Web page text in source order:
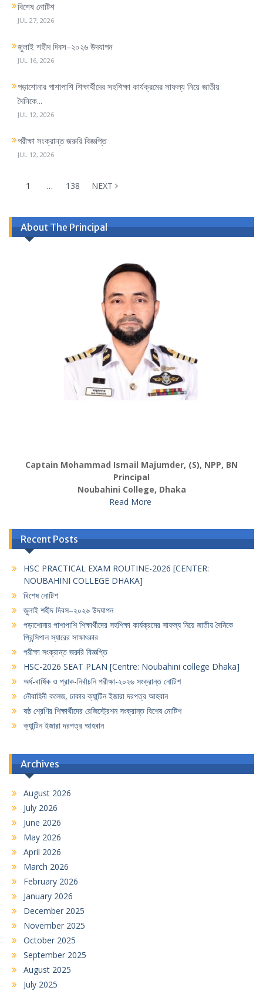
a
t
o
n
বিশেষ নোটিশ
JUL 27, 2026
জুলাই শহীদ দিবস–২০২৬ উদযাপন
JUL 16, 2026
পড়াশোনার পাশাপাশি শিক্ষার্থীদের সহশিক্ষা কার্যক্রমের সাফল্য নিয়ে জাতীয়
দৈনিকে...
JUL 12, 2026
পরীক্ষা সংক্রান্ত জরুরি বিজ্ঞপ্তি
JUL 12, 2026
1 … 138 NEXT
About The Principal
Captain Mohammad Ismail Majumder, (S), NPP, BN
Principal
Noubahini College, Dhaka
Read More
Recent Posts
HSC PRACTICAL EXAM ROUTINE-2026 [CENTER:
NOUBAHINI COLLEGE DHAKA]
বিশেষ নোটিশ
জুলাই শহীদ দিবস–২০২৬ উদযাপন
পড়াশোনার পাশাপাশি শিক্ষার্থীদের সহশিক্ষা কার্যক্রমের সাফল্য নিয়ে জাতীয় দৈনিকে
প্রিন্সিপাল স্যারের সাক্ষাৎকার
পরীক্ষা সংক্রান্ত জরুরি বিজ্ঞপ্তি
HSC-2026 SEAT PLAN [Centre: Noubahini college Dhaka]
অর্ধ-বার্ষিক ও প্রাক-নির্বাচনি পরীক্ষা-২০২৬ সংক্রান্ত নোটিশ
নৌবাহিনী কলেজ, ঢাকার ক্যান্টিন ইজারা দরপত্র আহবান
ষষ্ঠ শ্রেণির শিক্ষার্থীদের রেজিস্ট্রেশন সংক্রান্ত বিশেষ নোটিশ
ক্যান্টিন ইজারা দরপত্র আহবান
Archives
August 2026
July 2026
June 2026
May 2026
April 2026
March 2026
February 2026
January 2026
December 2025
November 2025
October 2025
September 2025
August 2025
July 2025